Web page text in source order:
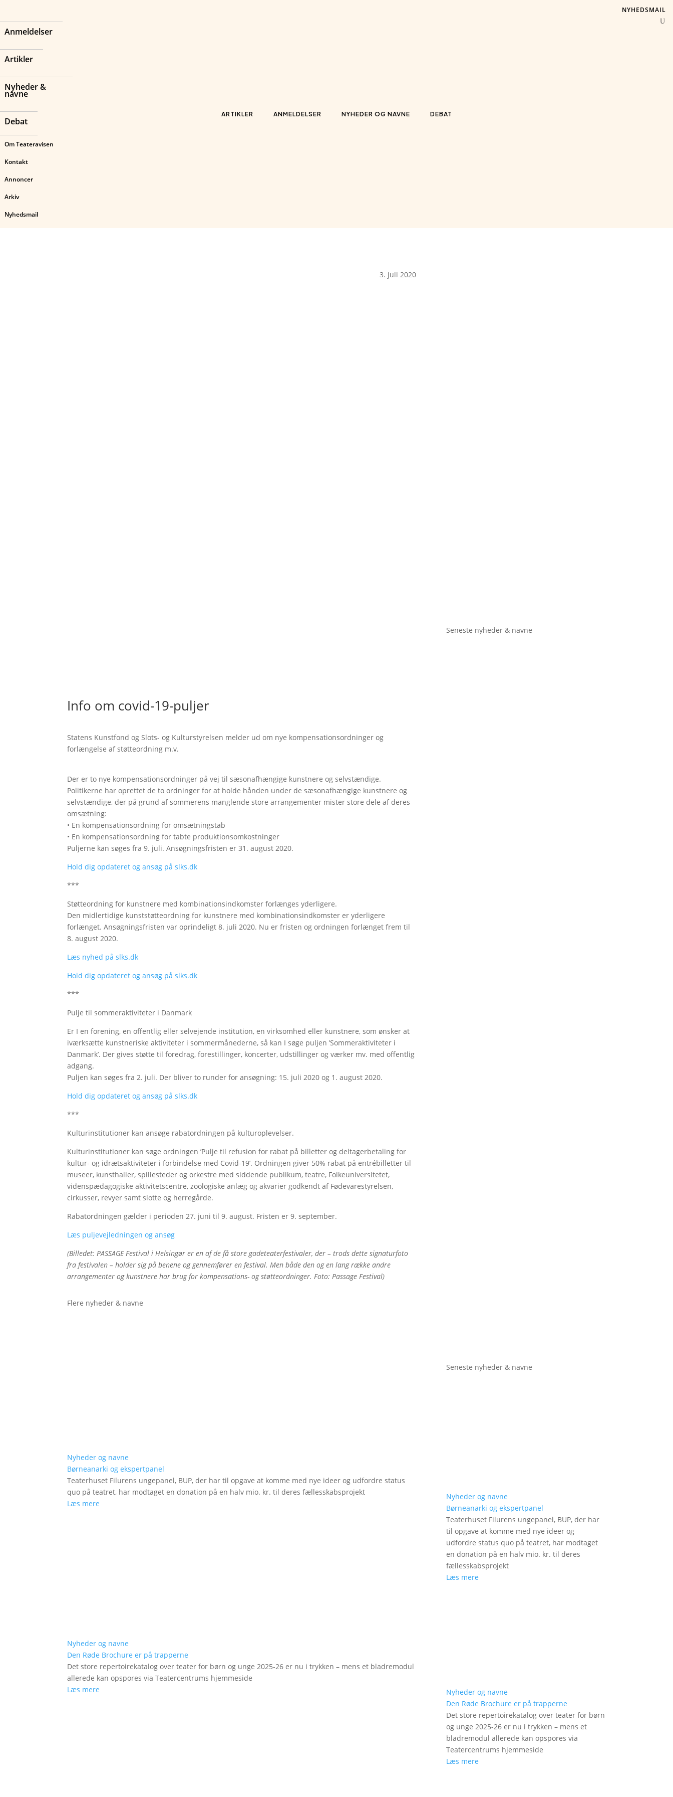
Anmeldelser
Artikler
Nyheder &
navne
Debat
Om Teateravisen
Kontakt
Annoncer
Arkiv
Nyhedsmail
ARTIKLER ANMELDELSER NYHEDER OG NAVNE DEBAT
NYHEDSMAIL
3. juli 2020
Info om covid-19-puljer
Statens Kunstfond og Slots- og Kulturstyrelsen melder ud om nye kompensationsordninger og
forlængelse af støtteordning m.v.
Der er to nye kompensationsordninger på vej til sæsonafhængige kunstnere og selvstændige.
Politikerne har oprettet de to ordninger for at holde hånden under de sæsonafhængige kunstnere og
selvstændige, der på grund af sommerens manglende store arrangementer mister store dele af deres
omsætning:
• En kompensationsordning for omsætningstab
• En kompensationsordning for tabte produktionsomkostninger
Puljerne kan søges fra 9. juli. Ansøgningsfristen er 31. august 2020.
Hold dig opdateret og ansøg på slks.dk
***
Støtteordning for kunstnere med kombinationsindkomster forlænges yderligere.
Den midlertidige kunststøtteordning for kunstnere med kombinationsindkomster er yderligere
forlænget. Ansøgningsfristen var oprindeligt 8. juli 2020. Nu er fristen og ordningen forlænget frem til
8. august 2020.
Læs nyhed på slks.dk
Hold dig opdateret og ansøg på slks.dk
***
Pulje til sommeraktiviteter i Danmark
Er I en forening, en offentlig eller selvejende institution, en virksomhed eller kunstnere, som ønsker at
iværksætte kunstneriske aktiviteter i sommermånederne, så kan I søge puljen ’Sommeraktiviteter i
Danmark’. Der gives støtte til foredrag, forestillinger, koncerter, udstillinger og værker mv. med offentlig
adgang.
Puljen kan søges fra 2. juli. Der bliver to runder for ansøgning: 15. juli 2020 og 1. august 2020.
Hold dig opdateret og ansøg på slks.dk
***
Kulturinstitutioner kan ansøge rabatordningen på kulturoplevelser.
Kulturinstitutioner kan søge ordningen ’Pulje til refusion for rabat på billetter og deltagerbetaling for
kultur- og idrætsaktiviteter i forbindelse med Covid-19’. Ordningen giver 50% rabat på entrébilletter til
museer, kunsthaller, spillesteder og orkestre med siddende publikum, teatre, Folkeuniversitetet,
videnspædagogiske aktivitetscentre, zoologiske anlæg og akvarier godkendt af Fødevarestyrelsen,
cirkusser, revyer samt slotte og herregårde.
Rabatordningen gælder i perioden 27. juni til 9. august. Fristen er 9. september.
Læs puljevejledningen og ansøg
(Billedet: PASSAGE Festival i Helsingør er en af de få store gadeteaterfestivaler, der – trods dette signaturfoto
fra festivalen – holder sig på benene og gennemfører en festival. Men både den og en lang række andre
arrangementer og kunstnere har brug for kompensations- og støtteordninger. Foto: Passage Festival)
Flere nyheder & navne
Nyheder og navne
Børneanarki og ekspertpanel
Teaterhuset Filurens ungepanel, BUP, der har til opgave at komme med nye ideer og udfordre status
quo på teatret, har modtaget en donation på en halv mio. kr. til deres fællesskabsprojekt
Læs mere
Nyheder og navne
Den Røde Brochure er på trapperne
Det store repertoirekatalog over teater for børn og unge 2025-26 er nu i trykken – mens et bladremodul
allerede kan opspores via Teatercentrums hjemmeside
Læs mere
Seneste nyheder & navne
Seneste nyheder & navne
Nyheder og navne
Børneanarki og ekspertpanel
Teaterhuset Filurens ungepanel, BUP, der har
til opgave at komme med nye ideer og
udfordre status quo på teatret, har modtaget
en donation på en halv mio. kr. til deres
fællesskabsprojekt
Læs mere
Nyheder og navne
Den Røde Brochure er på trapperne
Det store repertoirekatalog over teater for børn
og unge 2025-26 er nu i trykken – mens et
bladremodul allerede kan opspores via
Teatercentrums hjemmeside
Læs mere